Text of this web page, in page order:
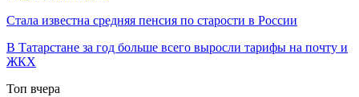
Стала известна средняя пенсия по старости в России
В Татарстане за год больше всего выросли тарифы на почту и
ЖКХ
Топ вчера